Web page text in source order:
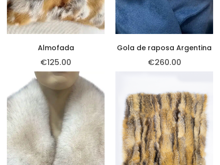
Almofada
€125.00
Gola de raposa Argentina
€260.00